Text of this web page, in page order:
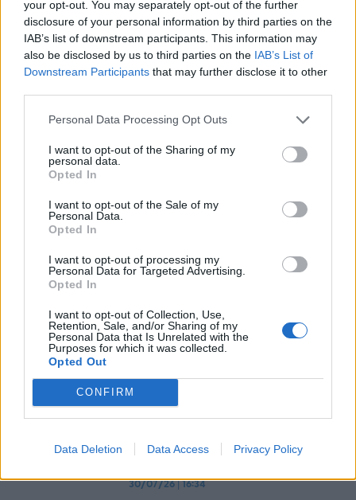
your opt-out. You may separately opt-out of the further
disclosure of your personal information by third parties on the
IAB’s list of downstream participants. This information may
also be disclosed by us to third parties on the IAB’s List of
Downstream Participants that may further disclose it to other
Personal Data Processing Opt Outs
I want to opt-out of the Sharing of my
personal data.
Opted In
I want to opt-out of the Sale of my
Personal Data.
Opted In
I want to opt-out of processing my
Personal Data for Targeted Advertising.
Opted In
I want to opt-out of Collection, Use,
Retention, Sale, and/or Sharing of my
Personal Data that Is Unrelated with the
Purposes for which it was collected.
Opted Out
CONFIRM
Data Deletion Data Access Privacy Policy
Greece: Πώς διαμορφώνεται το
του Insurance στην εποχή του AI
Η ομάδα σου
σου
Advertorial
Περισσότερα από το
Η ERGO επιβράβευσε και φέτος
της Δικτύου διοργανώνοντας
ταξίδια στην Πράγα και το
Καρπενήσι
Olympic Yacht Show 2026: Η
«αφρόκρεμα» του ελληνικού
Λαύριο, το τετραήμερο 15-18
30/07/26|16:34